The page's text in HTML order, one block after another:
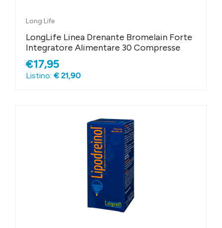
Long Life
LongLife Linea Drenante Bromelain Forte
Integratore Alimentare 30 Compresse
€17,95
Listino: € 21,90